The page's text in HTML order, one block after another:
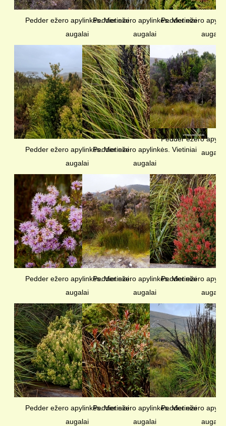
Pedder ežero apylinkės. Vietiniai
augalai
Pedder ežero apylinkės. Vietiniai
augalai
Pedder ežero
augalai
Pedder ežero apylinkės. Vietiniai
augalai
Pedder ežero apylinkės. Vietiniai
augalai
Pedder ežero
augalai
Pedder ežero apylinkės. Vietiniai
augalai
Pedder ežero apylinkės. Vietiniai
augalai
Pedder ežero
augalai
Pedder ežero apylinkės. Vietiniai
augalai
Pedder ežero apylinkės. Vietiniai
augalai
Pedder ežero
augalai